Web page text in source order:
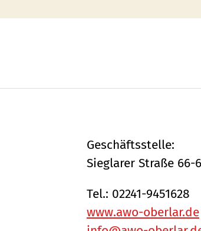
Geschäftsstelle:
Sieglarer Straße 66-
Tel.: 02241-9451628
www.awo-oberlar.de